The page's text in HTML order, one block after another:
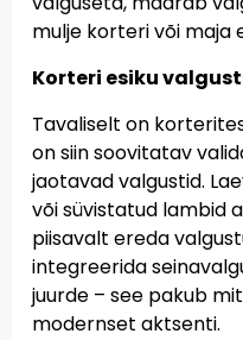
mulje korteri või maja
Korteri esiku
Tavaliselt on
on siin soovitatav
jaotavad valgustid.
või süvistatud lambid
piisavalt ereda
integreerida
juurde – see pakub
modernset aktsenti.